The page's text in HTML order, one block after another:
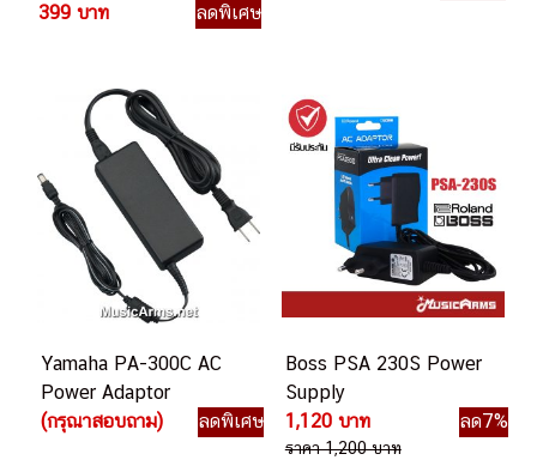
399 บาท
ลดพิเศษ
Yamaha PA-300C AC
Power Adaptor
(กรุณาสอบถาม)
ลดพิเศษ
Boss PSA 230S Power
Supply
1,120 บาท
ลด7%
ราคา 1,200 บาท